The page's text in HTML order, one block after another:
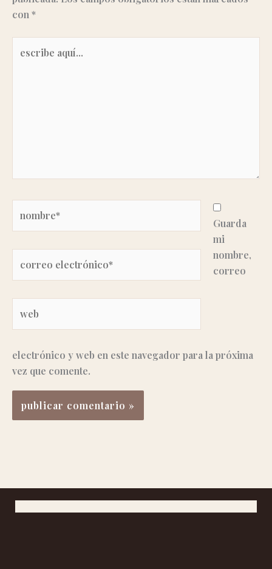
con *
aquí...
electrónico*
Guarda
mi
nombre,
correo
electrónico y web en este navegador para la próxima
vez que comente.